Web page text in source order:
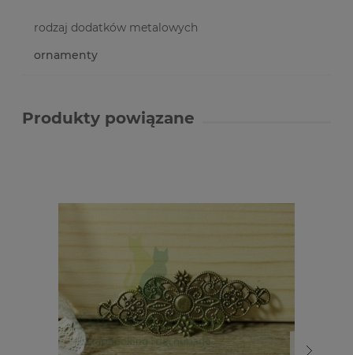
rodzaj dodatków metalowych
ornamenty
Produkty powiązane